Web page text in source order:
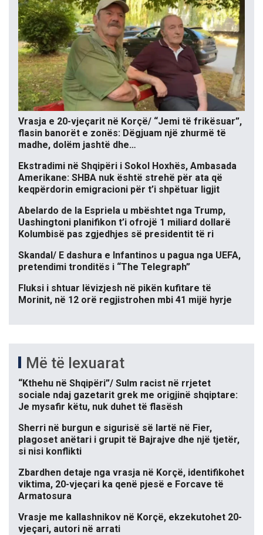
Vrasja e 20-vjeçarit në Korçë/ “Jemi të frikësuar”,
flasin banorët e zonës: Dëgjuam një zhurmë të
madhe, dolëm jashtë dhe…
Ekstradimi në Shqipëri i Sokol Hoxhës, Ambasada
Amerikane: SHBA nuk është strehë për ata që
keqpërdorin emigracioni për t’i shpëtuar ligjit
Abelardo de la Espriela u mbështet nga Trump,
Uashingtoni planifikon t’i ofrojë 1 miliard dollarë
Kolumbisë pas zgjedhjes së presidentit të ri
Skandal/ E dashura e Infantinos u pagua nga UEFA,
pretendimi tronditës i “The Telegraph”
Fluksi i shtuar lëvizjesh në pikën kufitare të
Morinit, në 12 orë regjistrohen mbi 41 mijë hyrje
Më të lexuarat
“Kthehu në Shqipëri”/ Sulm racist në rrjetet
sociale ndaj gazetarit grek me origjinë shqiptare:
Je mysafir këtu, nuk duhet të flasësh
Sherri në burgun e sigurisë së lartë në Fier,
plagoset anëtari i grupit të Bajrajve dhe një tjetër,
si nisi konflikti
Zbardhen detaje nga vrasja në Korçë, identifikohet
viktima, 20-vjeçari ka qenë pjesë e Forcave të
Armatosura
Vrasje me kallashnikov në Korçë, ekzekutohet 20-
vjeçari, autori në arrati